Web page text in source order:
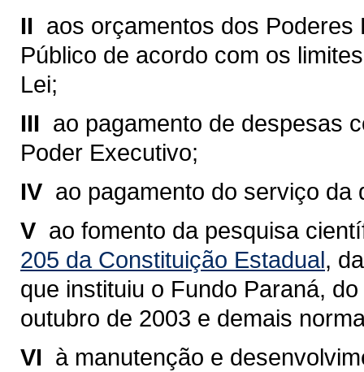
II  aos orçamentos dos
Público de acordo com os
Lei;
III  ao pagamento de despesas
Poder Executivo;
IV  ao pagamento do serviço da
V  ao fomento da pesquisa
205 da Constituição Estadual,
que instituiu o Fundo Paraná,
outubro de 2003 e demais
VI  à manutenção e